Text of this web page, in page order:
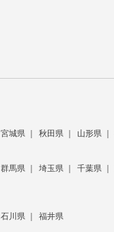
宮城県 秋田県 山形県
群馬県 埼玉県 千葉県
石川県 福井県